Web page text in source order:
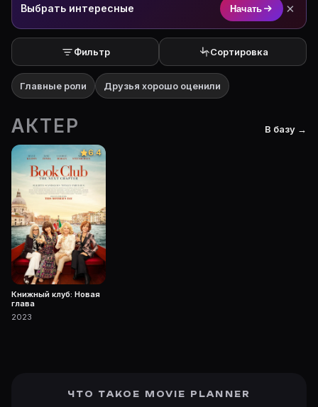
Выбрать интересные Начать ×
Фильтр Сортировка
Главные роли Друзья хорошо оценили
АКТЕР В базу →
6.4
Книжный клуб: Новая
глава
2023
ЧТО ТАКОЕ MOVIE PLANNER